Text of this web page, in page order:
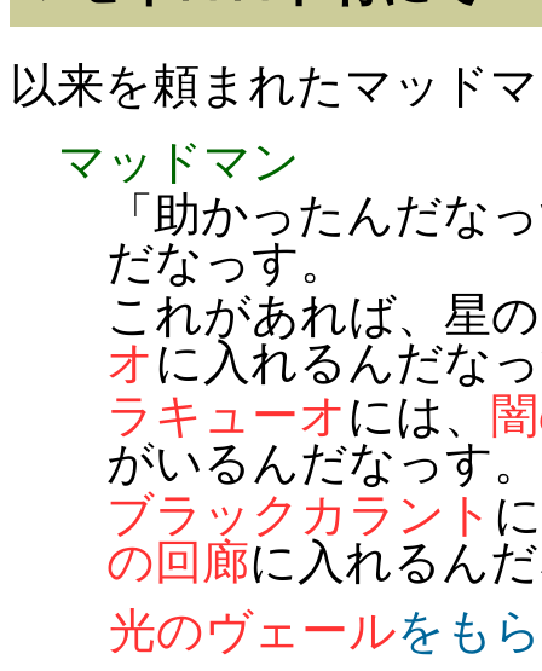
以来を頼まれたマッド
マッドマン
「助かったんだな
だなっす。
これがあれば、星
オに入れるんだな
ラキューオには、
がいるんだなっす。
ブラックカラント に
の回廊に入れるん
光のヴェールをも